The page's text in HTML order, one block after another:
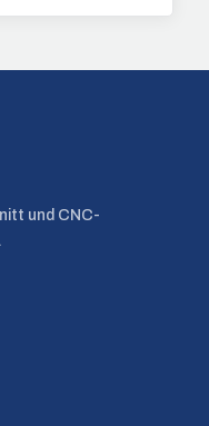
und CNC-